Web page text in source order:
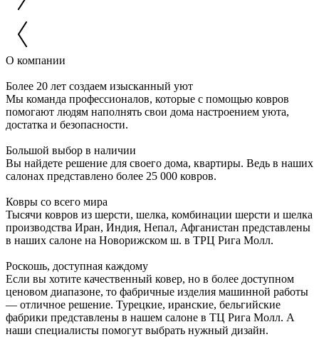
О компании
Более 20 лет создаем изысканный уют
Мы команда профессионалов, которые с помощью ковров
помогают людям наполнять свои дома настроением уюта,
достатка и безопасности.
Большой выбор в наличии
Вы найдете решение для своего дома, квартиры. Ведь в наших
салонах представлено более 25 000 ковров.
Ковры со всего мира
Тысячи ковров из шерсти, шелка, комбинации шерсти и шелка
производства Иран, Индия, Непал, Афганистан представлены
в наших салоне на Новорижском ш. в ТРЦ Рига Молл.
Роскошь, доступная каждому
Если вы хотите качественный ковер, но в более доступном
ценовом диапазоне, то фабричные изделия машинной работы
— отличное решение. Турецкие, иранские, бельгийские
фабрики представлены в нашем салоне в ТЦ Рига Молл. А
наши специалисты помогут выбрать нужный дизайн.